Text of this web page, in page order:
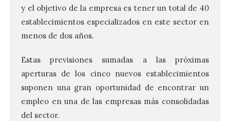
y el objetivo de la empresa es tener un total de 40
establecimientos especializados en este sector en
menos de dos años.
Estas previsiones sumadas a las próximas
aperturas de los cinco nuevos establecimientos
suponen una gran oportunidad de encontrar un
empleo en una de las empresas más consolidadas
del sector.